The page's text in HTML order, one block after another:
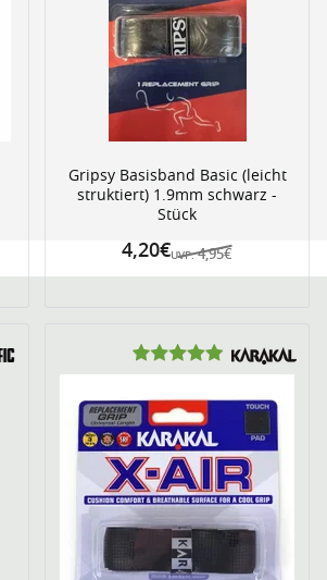
Gripsy Basisband Basic (leicht
struktiert) 1.9mm schwarz -
Stück
UVP: 4,95€
4,20€